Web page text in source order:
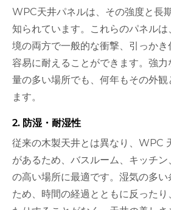
WPC天井パネルは、その強度と長
知られています。これらのパネル
境の両方で一般的な衝撃、引っか
容易に耐えることができます。強
量の多い場所でも、何年もその外観
ます。
2. 防湿・耐湿性
従来の木製天井とは異なり、WPC
があるため、バスルーム、キッチ
の高い場所に最適です。湿気の多
ため、時間の経過とともに反った